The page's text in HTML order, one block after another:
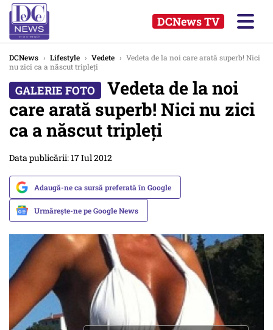
DCNews TV
DCNews › Lifestyle › Vedete › Vedeta de la noi care arată superb! Nici
nu zici ca a născut tripleți
Vedeta de la noi
care arată superb! Nici nu zici
ca a născut tripleți
Data publicării: 17 Iul 2012
Adaugă-ne ca sursă preferată în Google
Urmărește-ne pe Google News